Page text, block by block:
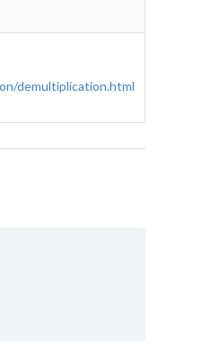
demultiplication.html